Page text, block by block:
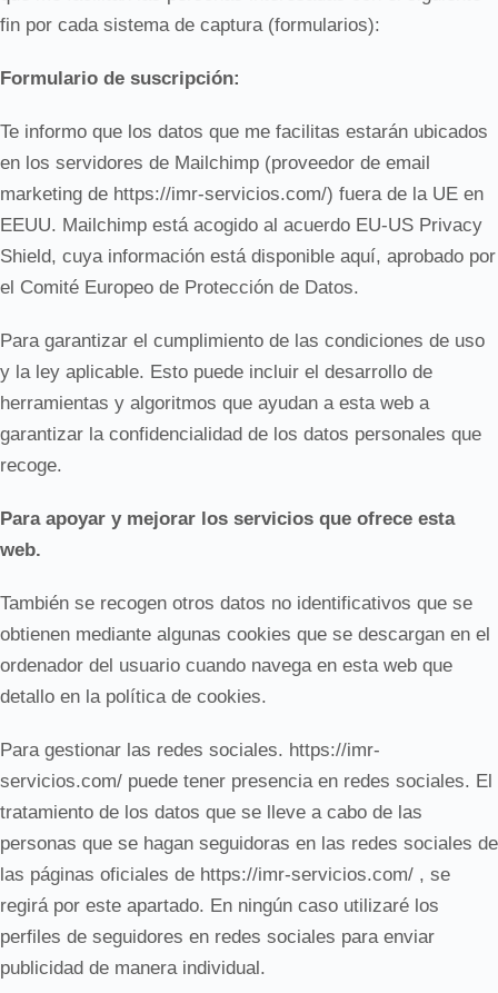
fin por cada sistema de captura (formularios):
Formulario de suscripción:
Te informo que los datos que me facilitas estarán ubicados
en los servidores de Mailchimp (proveedor de email
marketing de https://imr-servicios.com/) fuera de la UE en
EEUU. Mailchimp está acogido al acuerdo EU-US Privacy
Shield, cuya información está disponible aquí, aprobado por
el Comité Europeo de Protección de Datos.
Para garantizar el cumplimiento de las condiciones de uso
y la ley aplicable. Esto puede incluir el desarrollo de
herramientas y algoritmos que ayudan a esta web a
garantizar la confidencialidad de los datos personales que
recoge.
Para apoyar y mejorar los servicios que ofrece esta
web.
También se recogen otros datos no identificativos que se
obtienen mediante algunas cookies que se descargan en el
ordenador del usuario cuando navega en esta web que
detallo en la política de cookies.
Para gestionar las redes sociales. https://imr-
servicios.com/ puede tener presencia en redes sociales. El
tratamiento de los datos que se lleve a cabo de las
personas que se hagan seguidoras en las redes sociales de
las páginas oficiales de https://imr-servicios.com/ , se
regirá por este apartado. En ningún caso utilizaré los
perfiles de seguidores en redes sociales para enviar
publicidad de manera individual.